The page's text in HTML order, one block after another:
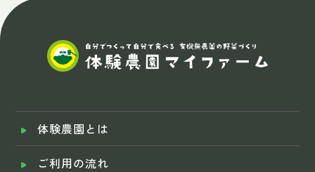
体験農園とは
ご利用の流れ